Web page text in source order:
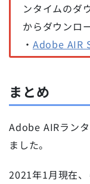
ンタイムのダ
からダウンロ
・ Adobe AIR
まとめ
Adobe AIRラン
ました。
2021年1月現在